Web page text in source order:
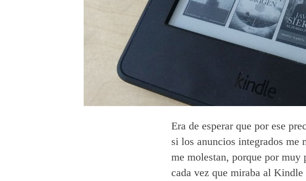
Era de esperar que por ese
si los anuncios integrados me
me molestan, porque por
cada vez que miraba al